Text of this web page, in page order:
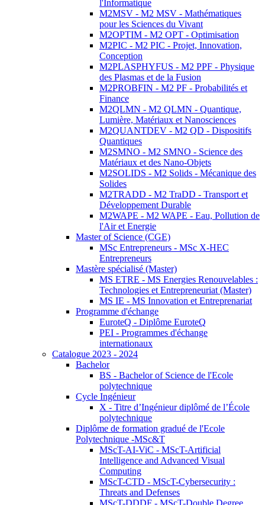
l'Informatique
M2MSV - M2 MSV - Mathématiques
pour les Sciences du Vivant
M2OPTIM - M2 OPT - Optimisation
M2PIC - M2 PIC - Projet, Innovation,
Conception
M2PLASPHYFUS - M2 PPF - Physique
des Plasmas et de la Fusion
M2PROBFIN - M2 PF - Probabilités et
Finance
M2QLMN - M2 QLMN - Quantique,
Lumière, Matériaux et Nanosciences
M2QUANTDEV - M2 QD - Dispositifs
Quantiques
M2SMNO - M2 SMNO - Science des
Matériaux et des Nano-Objets
M2SOLIDS - M2 Solids - Mécanique des
Solides
M2TRADD - M2 TraDD - Transport et
Développement Durable
M2WAPE - M2 WAPE - Eau, Pollution de
l'Air et Energie
Master of Science (CGE)
MSc Entrepreneurs - MSc X-HEC
Entrepreneurs
Mastère spécialisé (Master)
MS ETRE - MS Energies Renouvelables :
Technologies et Entrepreneuriat (Master)
MS IE - MS Innovation et Entreprenariat
Programme d'échange
EuroteQ - Diplôme EuroteQ
PEI - Programmes d'échange
internationaux
Catalogue 2023 - 2024
Bachelor
BS - Bachelor of Science de l'Ecole
polytechnique
Cycle Ingénieur
X - Titre d’Ingénieur diplômé de l’École
polytechnique
Diplôme de formation gradué de l'Ecole
Polytechnique -MSc&T
MScT-AI-ViC - MScT-Artificial
Intelligence and Advanced Visual
Computing
MScT-CTD - MScT-Cybersecurity :
Threats and Defenses
MScT-DDDF - MScT-Double Degree